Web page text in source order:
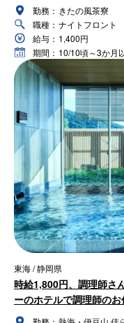
勤務： きたの風茶寮
職種： ナイトフロント
給与： 1,400円
期間： 10/10頃～3か月
東海 / 静岡県
時給1,800円、調理師さ
ーのホテルで調理師の